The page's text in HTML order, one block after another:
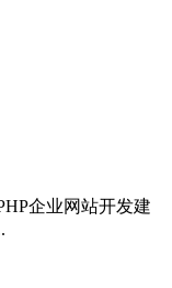
企业网站开发建